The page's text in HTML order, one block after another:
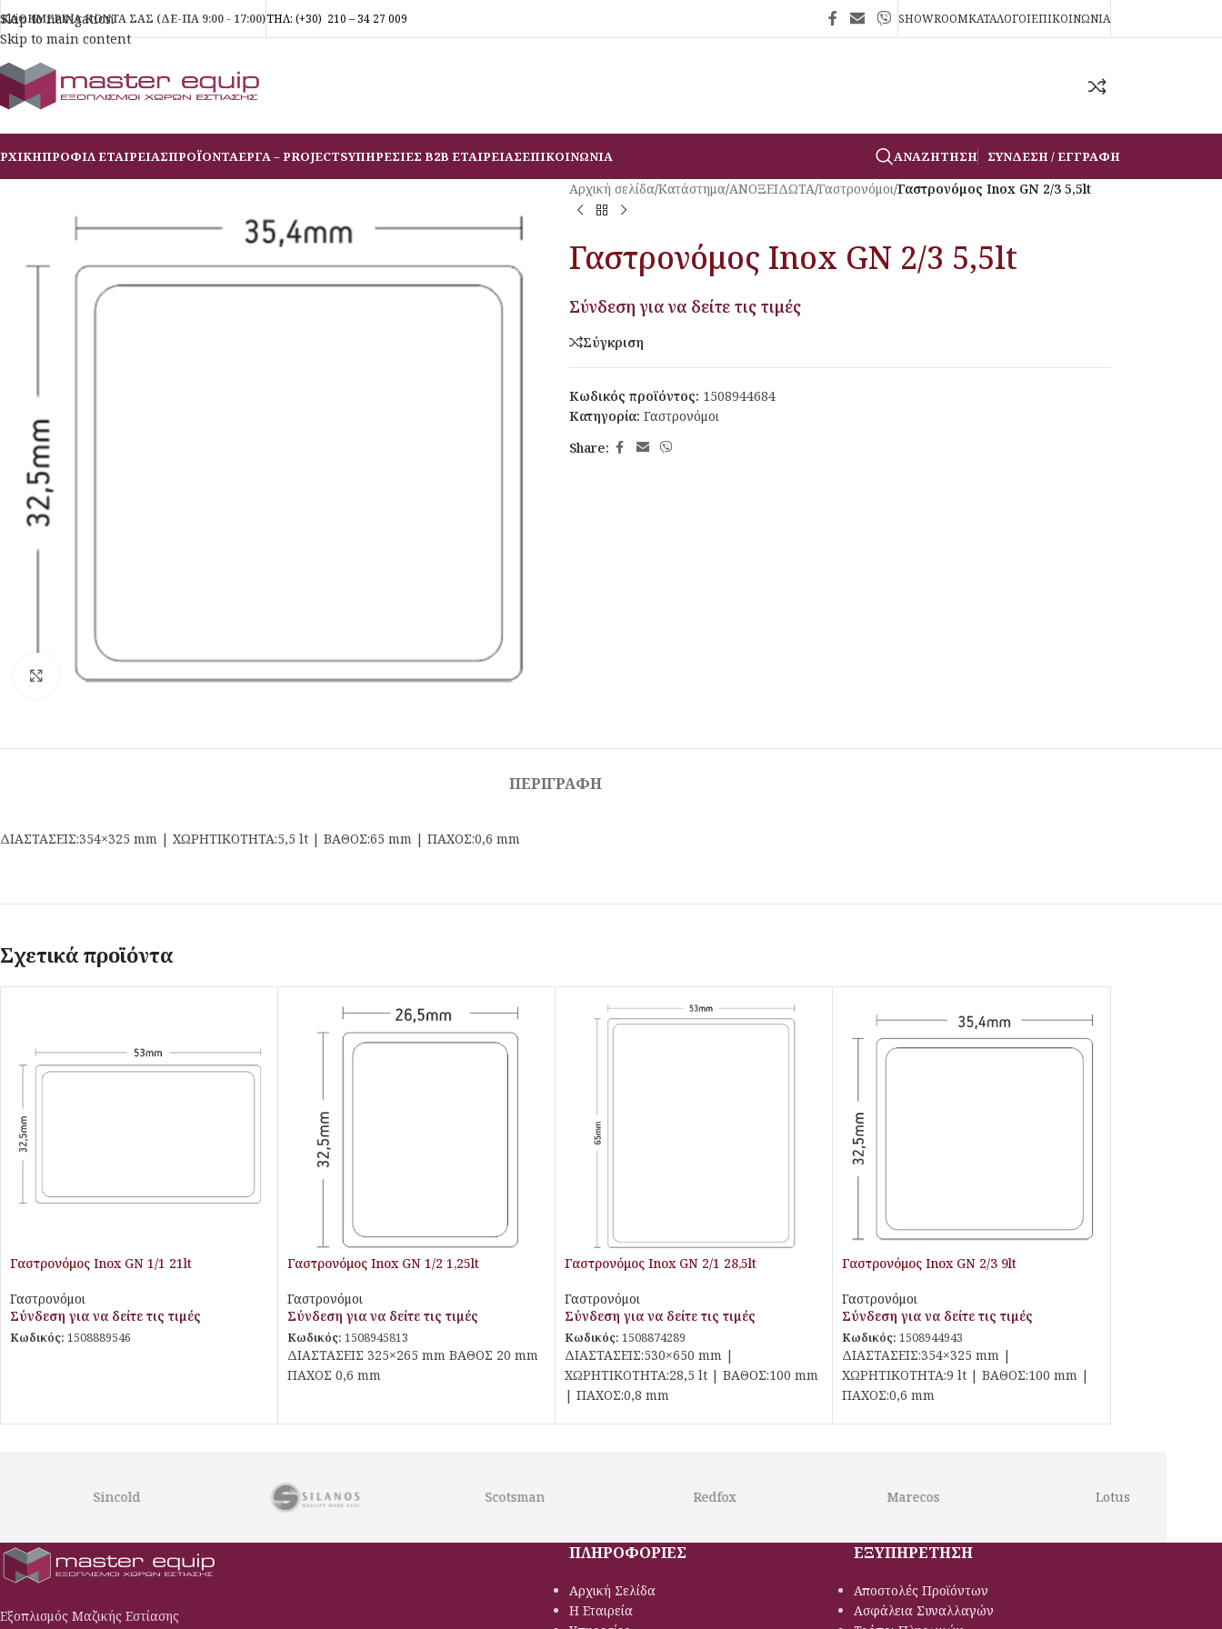
Skip to navigation
Skip to main content
ΚΑΘΗΜΕΡΙΝΑ ΚΟΝΤΑ ΣΑΣ (ΔΕ-ΠΑ 9:00 - 17:00)ΤΗΛ: (+30) 210 – 34 27 009 SHOWROOMΚΑΤΑΛΟΓΟΙΕΠΙΚΟΙΝΩΝΙΑ
ΠΡΟΦΙΛ ΕΤΑΙΡΕΙΑΣΠΡΟΪΟΝΤΑΕΡΓΑ – PROJECTSΥΠΗΡΕΣΙΕΣ B2B ΕΤΑΙΡΕΙΑΣΕΠΙΚΟΙΝΩΝΙΑ ΑΝΑΖΉΤΗΣΗ ΣΎΝΔΕΣΗ / ΕΓΓΡΑΦΉ
Κλικ για μεγέθυνση
Αρχική σελίδα/Κατάστημα/ΑΝΟΞΕΙΔΩΤΑ/Γαστρονόμοι/Γαστρονόμος Inox GN 2/3 5,5lt
Γαστρονόμος Inox GN 2/3 5,5lt
Σύνδεση για να δείτε τις τιμές
Σύγκριση
Κωδικός προϊόντος: 1508944684
Κατηγορία: Γαστρονόμοι
Share:
ΠΕΡΙΓΡΑΦΉ
ΔΙΑΣΤΑΣΕΙΣ:354×325 mm | ΧΩΡΗΤΙΚΟΤΗΤΑ:5,5 lt | ΒΑΘΟΣ:65 mm | ΠΑΧΟΣ:0,6 mm
Σχετικά προϊόντα
Γαστρονόμος Inox GN 1/1 21lt
Γαστρονόμοι
Σύνδεση για να δείτε τις τιμές
Κωδικός: 1508889546
Γαστρονόμος Inox GN 1/2 1,25lt
Γαστρονόμοι
Σύνδεση για να δείτε τις τιμές
Κωδικός: 1508945813
ΔΙΑΣΤΑΣΕΙΣ 325×265 mm ΒΑΘΟΣ 20 mm
ΠΑΧΟΣ 0,6 mm
Γαστρονόμος Inox GN 2/1 28,5lt
Γαστρονόμοι
Σύνδεση για να δείτε τις τιμές
Κωδικός: 1508874289
ΔΙΑΣΤΑΣΕΙΣ:530×650 mm |
ΧΩΡΗΤΙΚΟΤΗΤΑ:28,5 lt | ΒΑΘΟΣ:100 mm
| ΠΑΧΟΣ:0,8 mm
Γαστρονόμος Inox GN 2/3 9lt
Γαστρονόμοι
Σύνδεση για να δείτε τις τιμές
Κωδικός: 1508944943
ΔΙΑΣΤΑΣΕΙΣ:354×325 mm |
ΧΩΡΗΤΙΚΟΤΗΤΑ:9 lt | ΒΑΘΟΣ:100 mm |
ΠΑΧΟΣ:0,6 mm
Scotsman
Εξοπλισμός Μαζικής Εστίασης
ΠΛΗΡΟΦΟΡΙΕΣ
Αρχική Σελίδα
Η Εταιρεία
ΕΞΥΠΗΡΕΤΗΣΗ
Αποστολές Προϊόντων
Ασφάλεια Συναλλαγών